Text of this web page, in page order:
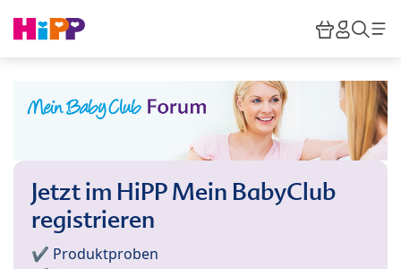
HiPP
Jetzt im HiPP Mein BabyClub
registrieren
✔️ Produktproben